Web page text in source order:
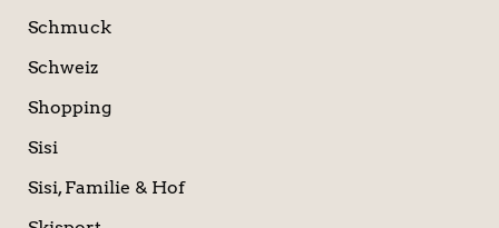
Schmuck
Schweiz
Shopping
Sisi
Sisi, Familie & Hof